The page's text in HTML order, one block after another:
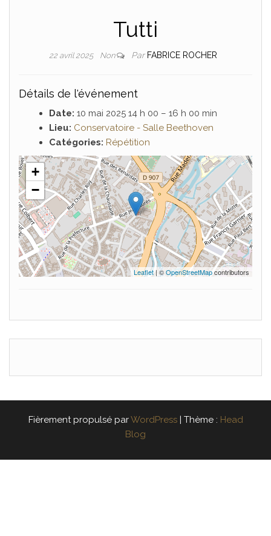
Tutti
22 avril 2025 Non Par FABRICE ROCHER
Détails de l'événement
Date: 10 mai 2025 14 h 00 – 16 h 00 min
Lieu: Conservatoire - Salle Beethoven
Catégories: Répétition
+
−
Leaflet| ©OpenStreetMapcontributors
Fièrement propulsé parWordPress | Thème : Head
Blog